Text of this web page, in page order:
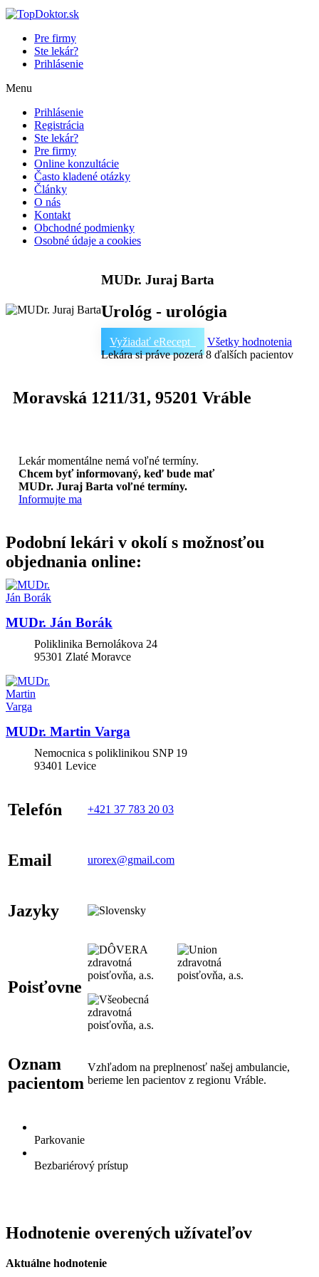
Pre firmy
Ste lekár?
Prihlásenie
Menu
Prihlásenie
Registrácia
Ste lekár?
Pre firmy
Online konzultácie
Často kladené otázky
Články
O nás
Kontakt
Obchodné podmienky
Osobné údaje a cookies
MUDr. Juraj Barta
Urológ - urológia
Vyžiadať eRecept
Všetky hodnotenia
Lekára si práve pozerá 8 ďalších pacientov
Moravská 1211/31, 95201 Vráble
Lekár momentálne nemá voľné termíny.
Chcem byť informovaný, keď bude mať
MUDr. Juraj Barta voľné termíny.
Informujte ma
Podobní lekári v okolí s možnosťou
objednania online:
MUDr. Ján Borák
Poliklinika Bernolákova 24
95301 Zlaté Moravce
MUDr. Martin Varga
Nemocnica s poliklinikou SNP 19
93401 Levice
Telefón +421 37 783 20 03
Email urorex@gmail.com
Jazyky
Poisťovne
Oznam
pacientom
Vzhľadom na preplnenosť našej ambulancie,
berieme len pacientov z regionu Vráble.
Parkovanie
Bezbariérový prístup
Hodnotenie overených užívateľov
Aktuálne hodnotenie